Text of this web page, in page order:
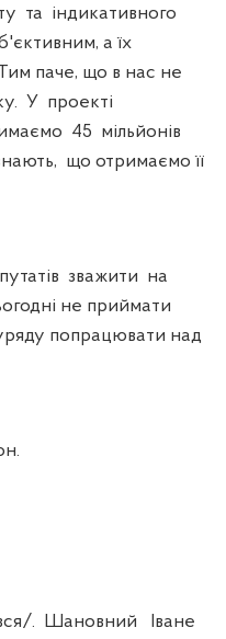
та індикативного
а їх
паче, що в нас не
У проекті
45 мільйонів
що отримаємо її
зважити на
не приймати
попрацювати над
. Шановний Іване